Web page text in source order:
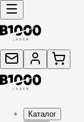
Каталог